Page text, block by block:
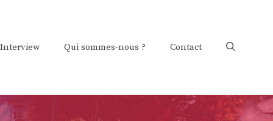
Interview Qui sommes-nous ? Contact